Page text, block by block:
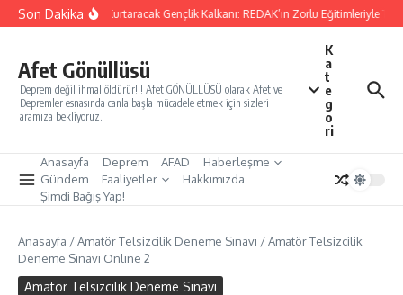
İçeriğe atla
Son DakikaYarınları Kurtaracak Gençlik Kalkanı: REDAK’ın Zorlu Eğitimleriyle
Afet Gönüllüsü
Deprem değil ihmal öldürür!!! Afet GÖNÜLLÜSÜ olarak Afet ve
Depremler esnasında canla başla mücadele etmek için sizleri
aramıza bekliyoruz.
K
a
t
e
g
o
ri
Anasayfa Deprem AFAD
Haberleşme
Gündem
Faaliyetler
Hakkımızda
Şimdi Bağış Yap!
Anasayfa /Amatör Telsizcilik Deneme Sınavı /Amatör Telsizcilik
Deneme Sınavı Online 2
Amatör Telsizcilik Deneme Sınavı